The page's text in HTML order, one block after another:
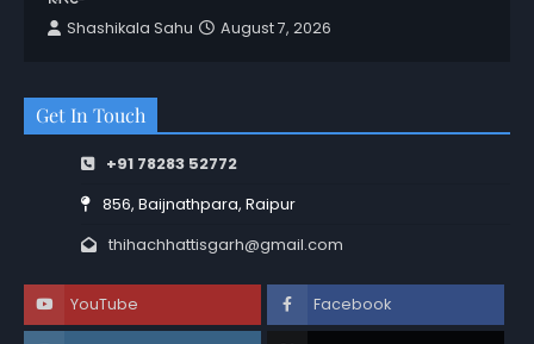
Shashikala Sahu
August 7, 2026
Get In Touch
+91 78283 52772
856, Baijnathpara, Raipur
thihachhattisgarh@gmail.com
YouTube Facebook